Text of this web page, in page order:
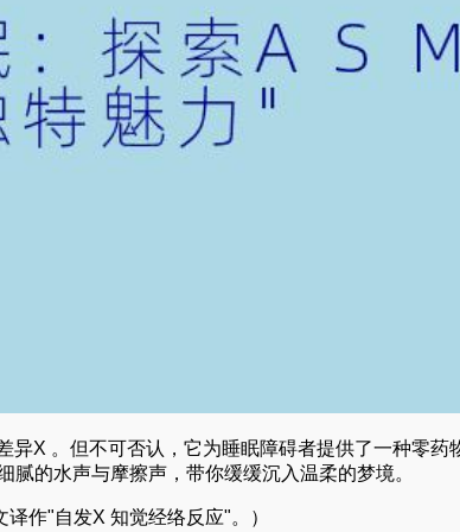
X 。但不可否认，它为睡眠障碍者提供了一种零药
的水声与摩擦声，带你缓缓沉入温柔的梦境。
作"自发X 知觉经络反应"。）